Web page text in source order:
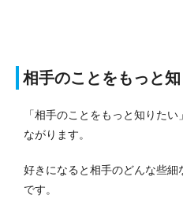
相手のことをもっと
「相手のことをもっと知りた
ながります。
好きになると相手のどんな些
です。